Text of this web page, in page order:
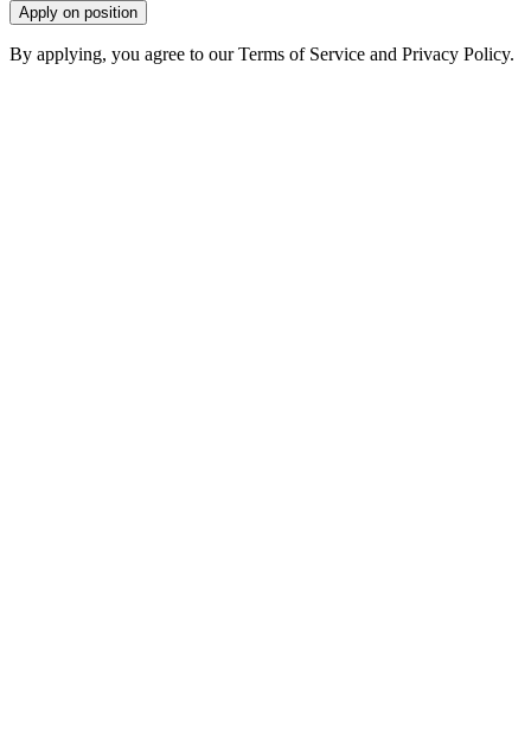
Apply on position
By applying, you agree to our Terms of Service and Privacy Policy.